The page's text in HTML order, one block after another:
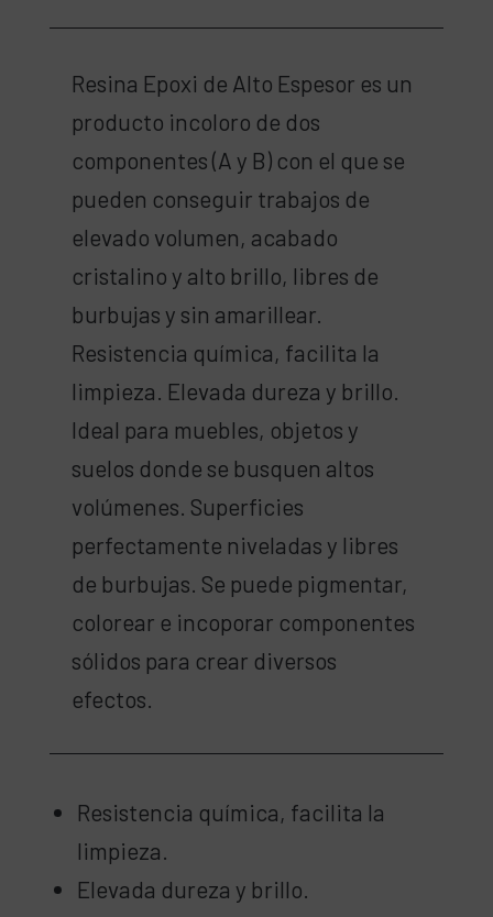
Resina Epoxi de Alto Espesor es un
producto incoloro de dos
componentes (A y B) con el que se
pueden conseguir trabajos de
elevado volumen, acabado
cristalino y alto brillo, libres de
burbujas y sin amarillear.
Resistencia química, facilita la
limpieza. Elevada dureza y brillo.
Ideal para muebles, objetos y
suelos donde se busquen altos
volúmenes. Superficies
perfectamente niveladas y libres
de burbujas. Se puede pigmentar,
colorear e incoporar componentes
sólidos para crear diversos
efectos.
Resistencia química, facilita la
limpieza.
Elevada dureza y brillo.